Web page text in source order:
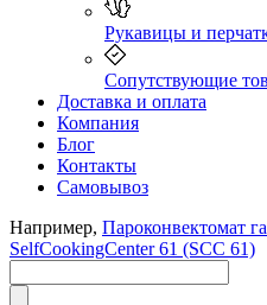
Рукавицы и
Сопутствующие
Доставка и оплата
Компания
Блог
Контакты
Самовывоз
Например, Пароконвектомат
SelfCookingCenter 61 (SCC 61)